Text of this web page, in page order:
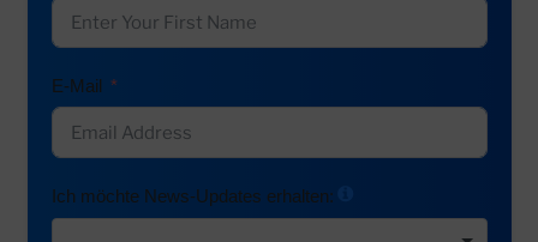
E-Mail
Ich möchte News-Updates erhalten: